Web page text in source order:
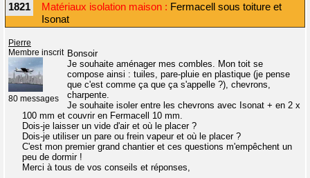
1821 Matériaux isolation maison : Fermacell sous toiture et
Isonat
Pierre
Membre inscrit
80 messages
Bonsoir
Je souhaite aménager mes combles. Mon toit se
compose ainsi : tuiles, pare-pluie en plastique (je pense
que c'est comme ça que ça s'appelle ?), chevrons,
charpente.
Je souhaite isoler entre les chevrons avec Isonat + en 2 x
100 mm et couvrir en Fermacell 10 mm.
Dois-je laisser un vide d'air et où le placer ?
Dois-je utiliser un pare ou frein vapeur et où le placer ?
C'est mon premier grand chantier et ces questions m'empêchent un
peu de dormir !
Merci à tous de vos conseils et réponses,